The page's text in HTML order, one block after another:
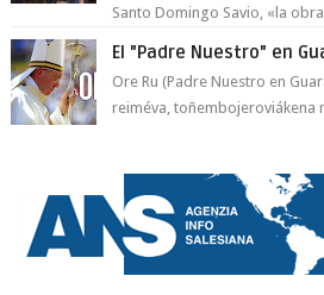
Santo Domingo Savio, «la
El "Padre Nuestro" en
Ore Ru (Padre Nuestro en
reiméva, toñembojeroviákena